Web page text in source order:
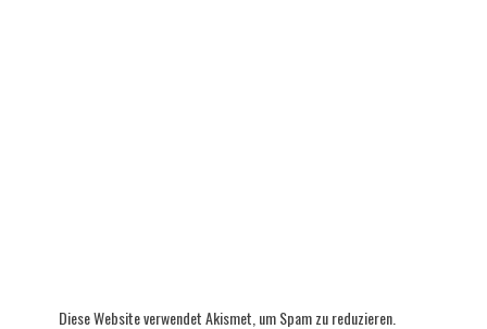
Diese Website verwendet Akismet, um Spam zu reduzieren.